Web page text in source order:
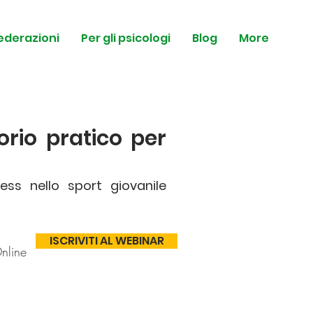
Per gli psicologi Blog More
pratico per
nello sport giovanile
ISCRIVITI AL WEBINAR